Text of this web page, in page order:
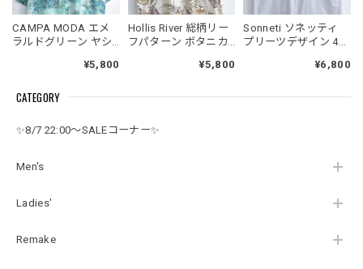
CATEGORY
✨8/7 22:00～SALEコーナー✨
Men's
Ladies'
Remake
CAMPA MODA エメ
ラルドグリーン ヤシ
リゾート ハワイアン
USED ヴィンテージ
ズ XL相当
¥5,800
Hollis River 総柄リー
フパターン ボタニカ
ンシャツ 半袖シャツ
USED ヴィンテージ
ズ XL相当
¥5,800
Sonneti ソネッティ
プリーツデザイン 4ポ
ャツ ライトグレー シ
ンテージ ビンテージ
¥6,800